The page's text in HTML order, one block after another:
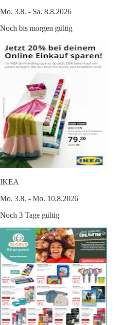
Mo. 3.8. - Sa. 8.8.2026
Noch bis morgen gültig
IKEA
Mo. 3.8. - Mo. 10.8.2026
Noch 3 Tage gültig